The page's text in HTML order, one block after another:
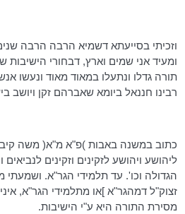
וזכיתי בסייעתא דשמיא הרבה הרבה
ומעיד אני שמים וארץ,דבחורי הישיבות
תורה גדלו ונתעלו במאוד מאוד ונעשו
רבינו חננאל ביומא שאברהם זקן ויושב
כתוב במשנה באבות )פ"א מ"א( משה
ליהושע ויהושעלזקינים וזקינים לנביאים
הגדולה וכו'. עד תלמידי הגר"א. ושמעתי
זצוק"לדמהגר"א ]או מתלמידי הגר"א,
מסירת התורה היא ע"י הישיבות.